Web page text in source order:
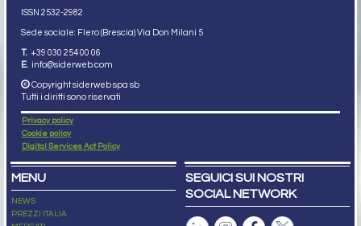
ISSN 2532-2982
Sede sociale: Flero (Brescia) Via Don Milani 5
T. +39 030 254 00 06
E. info@siderweb.com
Copyright siderweb spa sb
Tutti i diritti sono riservati
Privacy policy
Cookie policy
Digital Services Act Policy
MENU
NEWS
PREZZI ITALIA
SEGUICI SUI NOSTRI
SOCIAL NETWORK